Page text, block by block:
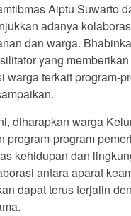
Aiptu Suwarto
adanya
dan warga.
yang
warga terkait program-
diharapkan warga
program-program
kehidupan dan
antara aparat
dapat terus terjalin